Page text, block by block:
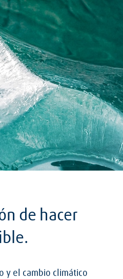
de hacer
y el cambio climático